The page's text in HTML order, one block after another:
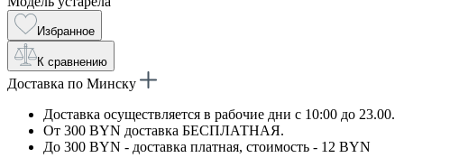
Избранное
К сравнению
Доставка по Минску
Доставка осуществляется в рабочие дни с 10:00 до 23.00.
От 300 BYN доставка БЕСПЛАТНАЯ.
До 300 BYN - доставка платная, стоимость - 12 BYN